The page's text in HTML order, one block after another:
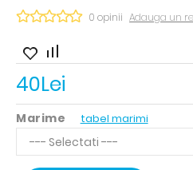
0 opinii Adauga un
40Lei
Marime tabel marimi